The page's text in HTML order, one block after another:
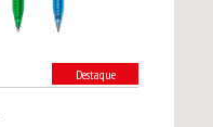
Destaque